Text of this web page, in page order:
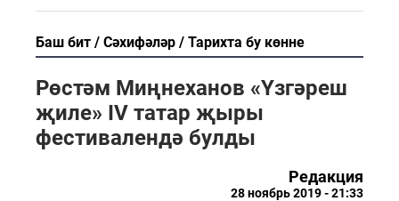
Баш бит Сәхифәләр Тарихта бу көнне
Рөстәм Миңнеханов «Үзгәреш
җиле» IV татар җыры
фестивалендә булды
Редакция
28 ноябрь 2019 - 21:33